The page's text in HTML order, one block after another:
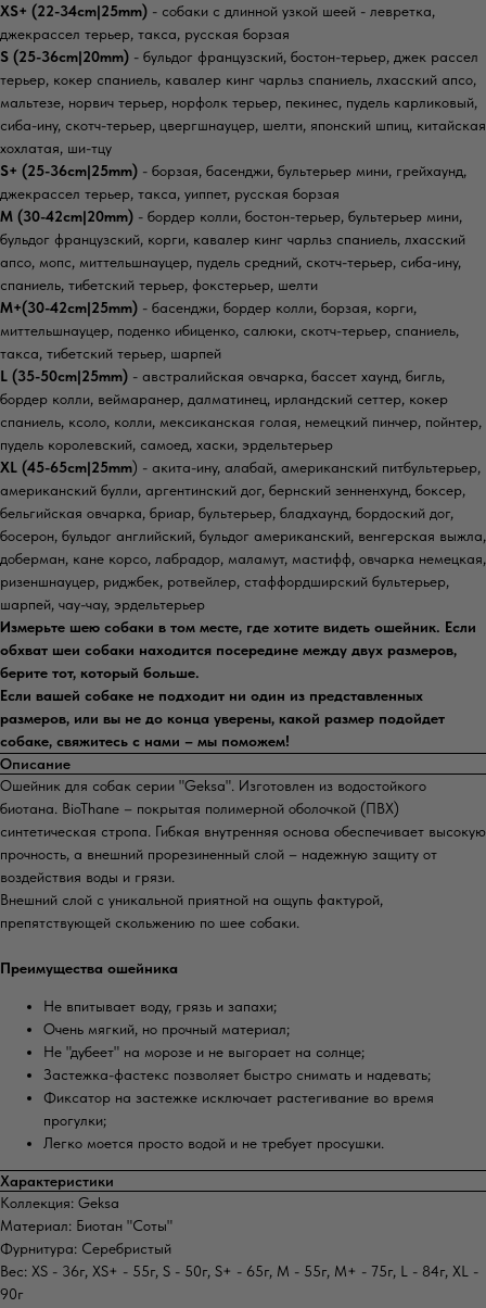
XS+ (22-34cm|25mm) - собаки с длинной узкой шеей - левретка,
джекрассел терьер, такса, русская борзая
S (25-36cm|20mm) - бульдог французский, бостон-терьер, джек рассел
терьер, кокер спаниель, кавалер кинг чарльз спаниель, лхасский апсо,
мальтезе, норвич терьер, норфолк терьер, пекинес, пудель карликовый,
сиба-ину, скотч-терьер, цвергшнауцер, шелти, японский шпиц, китайская
хохлатая, ши-тцу
S+ (25-36cm|25mm) - борзая, басенджи, бультерьер мини, грейхаунд,
джекрассел терьер, такса, уиппет, русская борзая
M (30-42cm|20mm) - бордер колли, бостон-терьер, бультерьер мини,
бульдог французский, корги, кавалер кинг чарльз спаниель, лхасский
апсо, мопс, миттельшнауцер, пудель средний, скотч-терьер, сиба-ину,
спаниель, тибетский терьер, фокстерьер, шелти
M+(30-42cm|25mm) - басенджи, бордер колли, борзая, корги,
миттельшнауцер, поденко ибиценко, салюки, скотч-терьер, спаниель,
такса, тибетский терьер, шарпей
L (35-50cm|25mm) - австралийская овчарка, бассет хаунд, бигль,
бордер колли, веймаранер, далматинец, ирландский сеттер, кокер
спаниель, ксоло, колли, мексиканская голая, немецкий пинчер, пойнтер,
пудель королевский, самоед, хаски, эрдельтерьер
XL (45-65cm|25mm) - акита-ину, алабай, американский питбультерьер,
американский булли, аргентинский дог, бернский зенненхунд, боксер,
бельгийская овчарка, бриар, бультерьер, бладхаунд, бордоский дог,
босерон, бульдог английский, бульдог американский, венгерская выжла,
доберман, кане корсо, лабрадор, маламут, мастифф, овчарка немецкая,
ризеншнауцер, риджбек, ротвейлер, стаффордширский бультерьер,
шарпей, чау-чау, эрдельтерьер
Измерьте шею собаки в том месте, где хотите видеть ошейник. Если
обхват шеи собаки находится посередине между двух размеров,
берите тот, который больше.
Если вашей собаке не подходит ни один из представленных
размеров, или вы не до конца уверены, какой размер подойдет
собаке, свяжитесь с нами – мы поможем!
Описание
Ошейник для собак серии "Geksa". Изготовлен из водостойкого
биотана. BioThane – покрытая полимерной оболочкой (ПВХ)
синтетическая стропа. Гибкая внутренняя основа обеспечивает высокую
прочность, а внешний прорезиненный слой – надежную защиту от
воздействия воды и грязи.
Внешний слой с уникальной приятной на ощупь фактурой,
препятствующей скольжению по шее собаки.
Преимущества ошейника
Не впитывает воду, грязь и запахи;⠀⠀
Очень мягкий, но прочный материал;
Не "дубеет" на морозе и не выгорает на солнце;⠀
Застежка-фастекс позволяет быстро снимать и надевать;
Фиксатор на застежке исключает растегивание во время
прогулки;
Легко моется просто водой и не требует просушки.
Характеристики
Коллекция: Geksa
Материал: Биотан "Соты"
Фурнитура: Серебристый
Вес: XS - 36г, XS+ - 55г, S - 50г, S+ - 65г, M - 55г, M+ - 75г, L - 84г, XL -
90г